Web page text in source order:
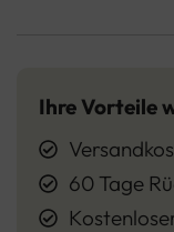
Ihre Vorteile
60 Tage